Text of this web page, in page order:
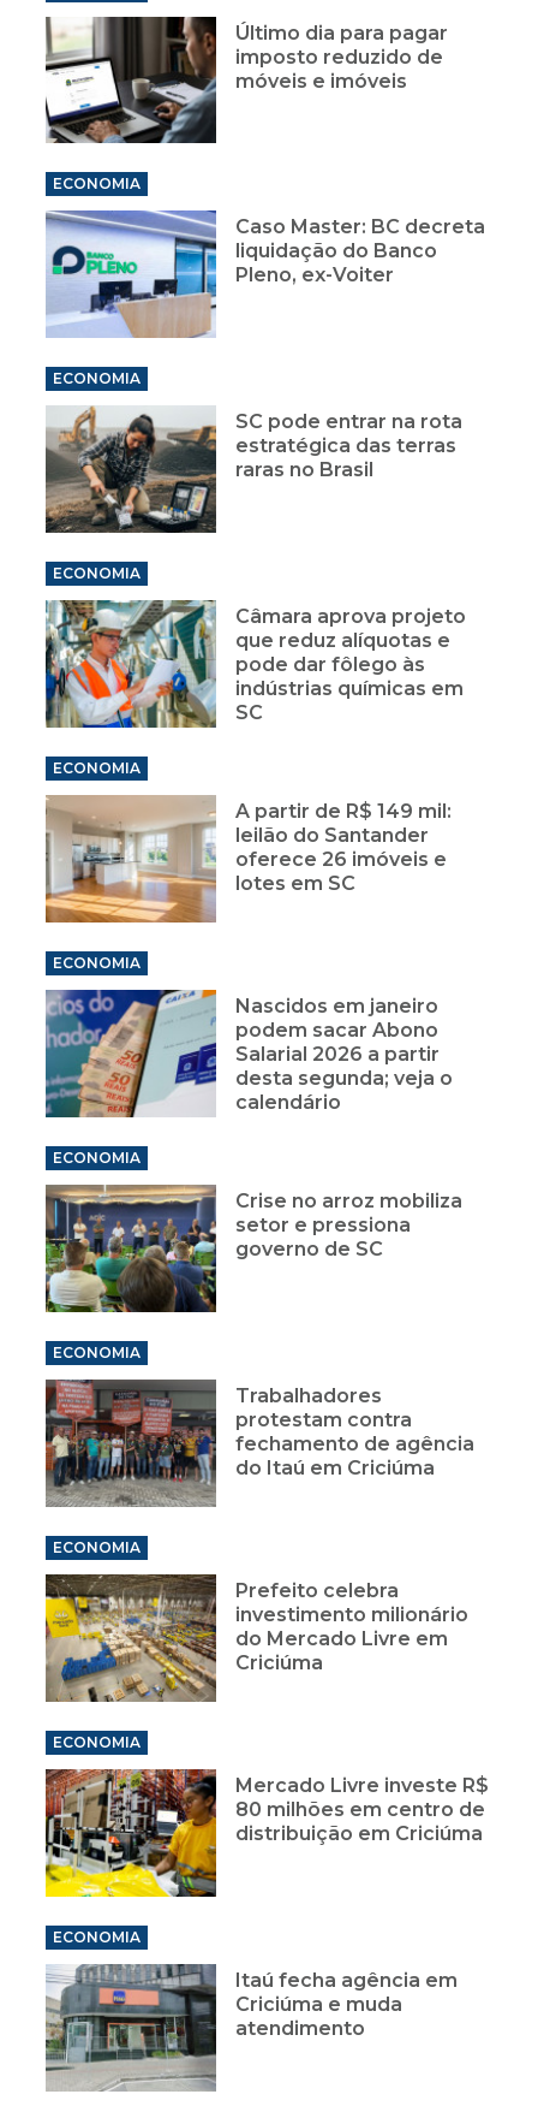
Último dia para pagar
imposto reduzido de
móveis e imóveis
ECONOMIA
Caso Master: BC decreta
liquidação do Banco
Pleno, ex-Voiter
ECONOMIA
SC pode entrar na rota
estratégica das terras
raras no Brasil
ECONOMIA
Câmara aprova projeto
que reduz alíquotas e
pode dar fôlego às
indústrias químicas em
SC
ECONOMIA
A partir de R$ 149 mil:
leilão do Santander
oferece 26 imóveis e
lotes em SC
ECONOMIA
Nascidos em janeiro
podem sacar Abono
Salarial 2026 a partir
desta segunda; veja o
calendário
ECONOMIA
Crise no arroz mobiliza
setor e pressiona
governo de SC
ECONOMIA
Trabalhadores
protestam contra
fechamento de agência
do Itaú em Criciúma
ECONOMIA
Prefeito celebra
investimento milionário
do Mercado Livre em
Criciúma
ECONOMIA
Mercado Livre investe R$
80 milhões em centro de
distribuição em Criciúma
ECONOMIA
Itaú fecha agência em
Criciúma e muda
atendimento